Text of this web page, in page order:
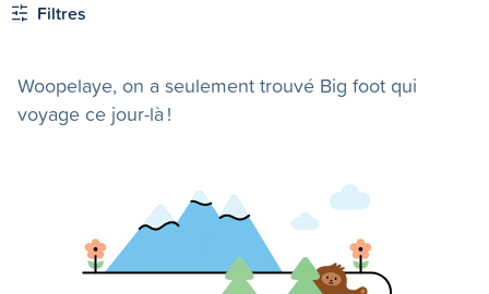
Filtres
Woopelaye, on a seulement trouvé Big foot qui
voyage ce jour-là !